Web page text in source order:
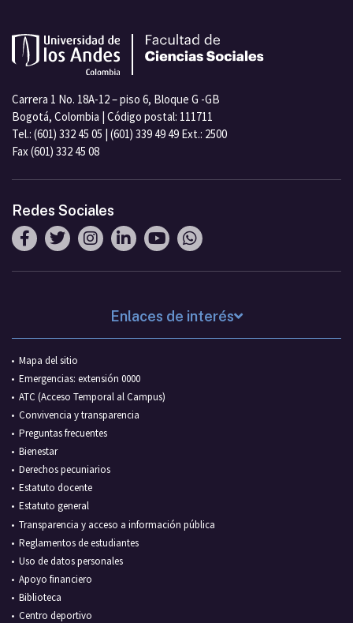
Carrera 1 No. 18A-12 – piso 6, Bloque G -GB
Bogotá, Colombia | Código postal: 111711
Tel.: (601) 332 45 05 | (601) 339 49 49 Ext.: 2500
Fax (601) 332 45 08
Redes Sociales
Enlaces de interés
Mapa del sitio
Emergencias: extensión 0000
ATC (Acceso Temporal al Campus)
Convivencia y transparencia
Preguntas frecuentes
Bienestar
Derechos pecuniarios
Estatuto docente
Estatuto general
Transparencia y acceso a información pública
Reglamentos de estudiantes
Uso de datos personales
Apoyo financiero
Biblioteca
Centro deportivo